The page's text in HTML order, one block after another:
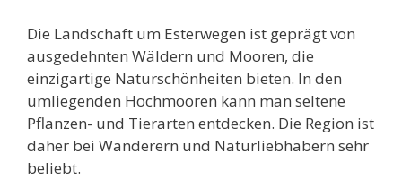
Die Landschaft um Esterwegen ist geprägt von
ausgedehnten Wäldern und Mooren, die
einzigartige Naturschönheiten bieten. In den
umliegenden Hochmooren kann man seltene
Pflanzen- und Tierarten entdecken. Die Region ist
daher bei Wanderern und Naturliebhabern sehr
beliebt.